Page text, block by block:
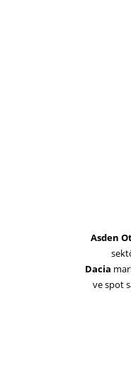
Asden
Dacia
ve spot